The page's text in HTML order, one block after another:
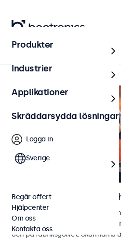
Hem
Industriella bild- och
Utforska våra industriella bild-
för kontinuerlig användning i
och på fabriksgolvet. Skärmarna
Produkter
Industrier
Applikationer
Skräddarsydda lösningar
Logga in
Sverige
Begär offert
Hjälpcenter
Om oss
Kontakta oss